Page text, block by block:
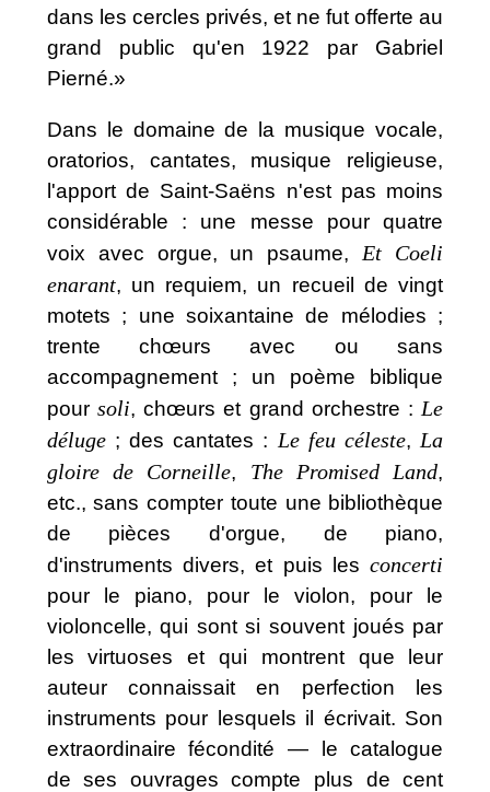
dans les cercles privés, et ne fut offerte au
grand public qu'en 1922 par Gabriel
Pierné.»
Dans le domaine de la musique vocale,
oratorios, cantates, musique religieuse,
l'apport de Saint-Saëns n'est pas moins
considérable : une messe pour quatre
voix avec orgue, un psaume, Et Coeli
enarant, un requiem, un recueil de vingt
motets ; une soixantaine de mélodies ;
trente chœurs avec ou sans
accompagnement ; un poème biblique
pour soli, chœurs et grand orchestre : Le
déluge; des cantates : Le feu céleste, La
gloire de Corneille, The Promised Land,
etc., sans compter toute une bibliothèque
de pièces d'orgue, de piano,
d'instruments divers, et puis lesconcerti
pour le piano, pour le violon, pour le
violoncelle, qui sont si souvent joués par
les virtuoses et qui montrent que leur
auteur connaissait en perfection les
instruments pour lesquels il écrivait. Son
extraordinaire fécondité — le catalogue
de ses ouvrages compte plus de cent